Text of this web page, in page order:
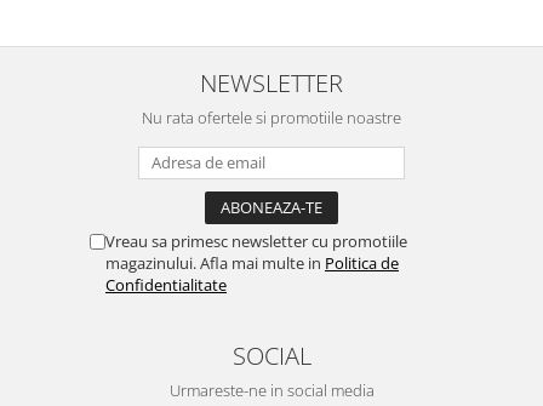
nu o mananca cu placere. Eu
sunt multumit si voi continua cuNEWSLETTER
Nu rata ofertele si promotiile noastre
Vreau sa primesc newsletter cu promotiile
magazinului. Afla mai multe in Politica de
Confidentialitate
SOCIAL
Urmareste-ne in social media